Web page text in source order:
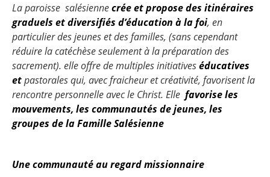
La paroisse salésiennecrée et propose des itinéraires
graduels et diversifiés d’éducation à la foi, en
particulier des jeunes et des familles, (sans cependant
réduire la catéchèse seulement à la préparation des
sacrement). elle offre de multiples initiativeséducatives
etpastorales qui, avec fraicheur et créativité, favorisent la
rencontre personnelle avec le Christ. Elle favorise les
mouvements, les communautés de jeunes, les
groupes de la Famille Salésienne
Une communauté au regard missionnaire